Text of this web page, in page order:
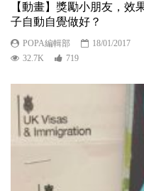
【動畫】獎勵小朋友，效
子自動自覺做好？
POPA編輯部
18/01/2017
32.7K
719